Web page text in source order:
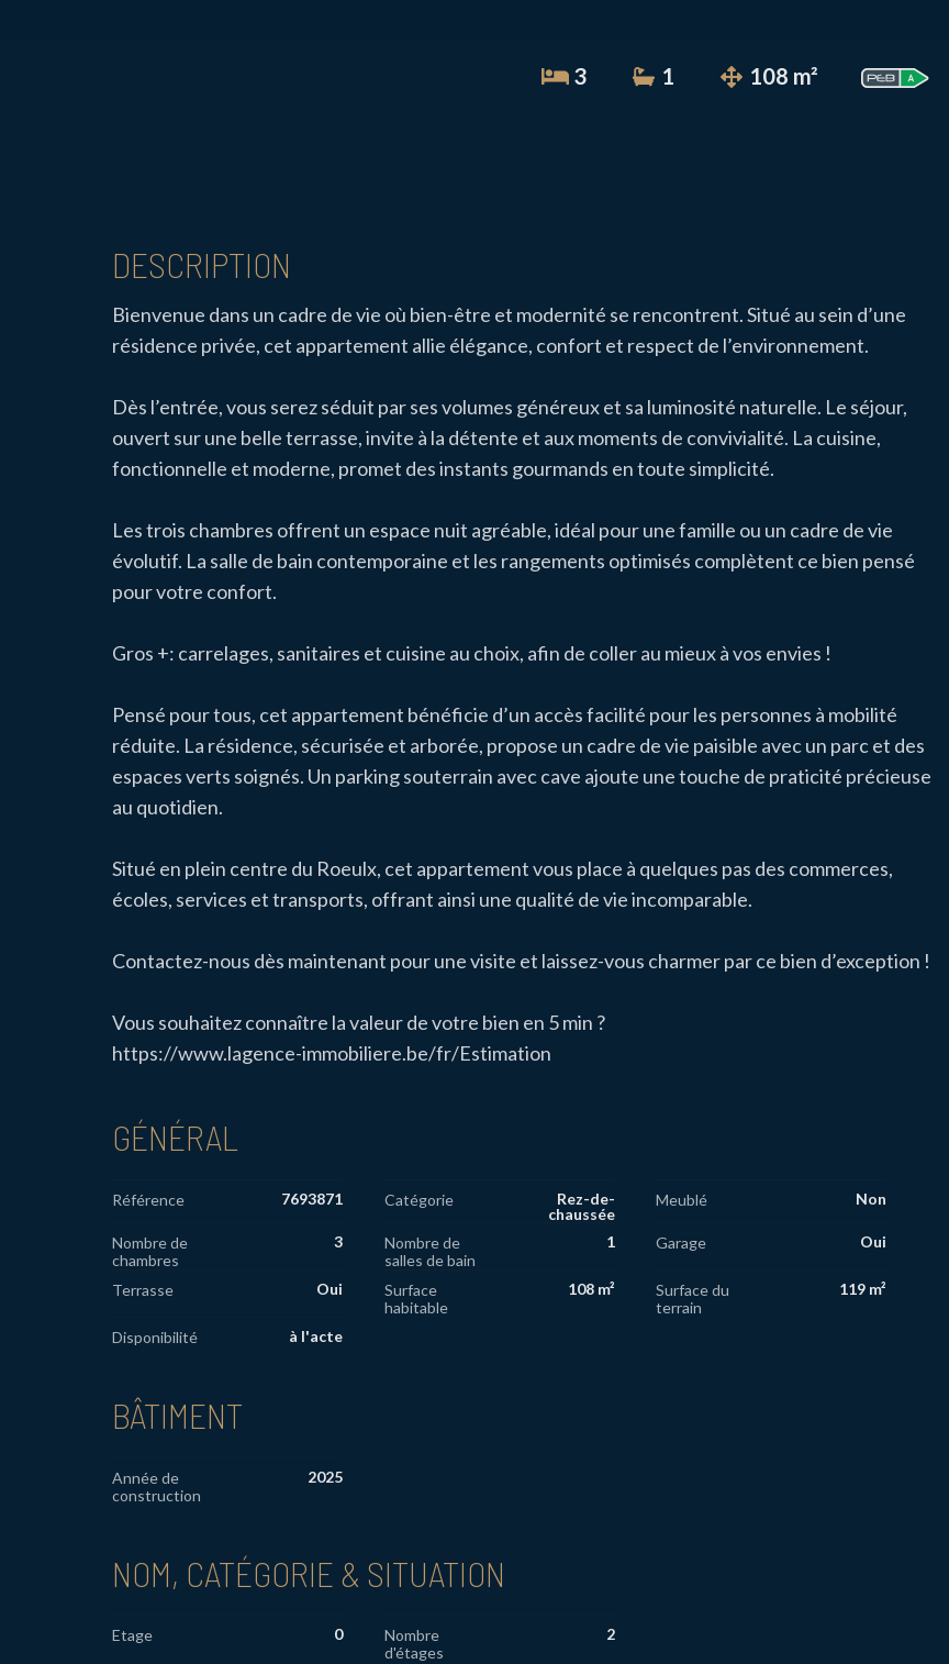
3 1 108 m²
DESCRIPTION
Bienvenue dans un cadre de vie où bien-être et modernité se rencontrent. Situé au sein d’une
résidence privée, cet appartement allie élégance, confort et respect de l’environnement.
Dès l’entrée, vous serez séduit par ses volumes généreux et sa luminosité naturelle. Le séjour,
ouvert sur une belle terrasse, invite à la détente et aux moments de convivialité. La cuisine,
fonctionnelle et moderne, promet des instants gourmands en toute simplicité.
Les trois chambres offrent un espace nuit agréable, idéal pour une famille ou un cadre de vie
évolutif. La salle de bain contemporaine et les rangements optimisés complètent ce bien pensé
pour votre confort.
Gros +: carrelages, sanitaires et cuisine au choix, afin de coller au mieux à vos envies !
Pensé pour tous, cet appartement bénéficie d’un accès facilité pour les personnes à mobilité
réduite. La résidence, sécurisée et arborée, propose un cadre de vie paisible avec un parc et des
espaces verts soignés. Un parking souterrain avec cave ajoute une touche de praticité précieuse
au quotidien.
Situé en plein centre du Roeulx, cet appartement vous place à quelques pas des commerces,
écoles, services et transports, offrant ainsi une qualité de vie incomparable.
Contactez-nous dès maintenant pour une visite et laissez-vous charmer par ce bien d’exception !
Vous souhaitez connaître la valeur de votre bien en 5 min ?
https://www.lagence-immobiliere.be/fr/Estimation
GÉNÉRAL
Référence 7693871 Catégorie
Rez-de-
chaussée
Meublé Non
Nombre de
chambres
3
Nombre de
salles de bain
1 Garage Oui
Terrasse Oui
Surface
habitable
108 m²
Surface du
terrain
119 m²
Disponibilité à l'acte
BÂTIMENT
Année de
construction
2025
NOM, CATÉGORIE & SITUATION
Etage 0
Nombre
d'étages
2